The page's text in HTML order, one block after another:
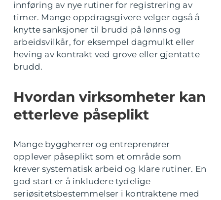
innføring av nye rutiner for registrering av
timer. Mange oppdragsgivere velger også å
knytte sanksjoner til brudd på lønns og
arbeidsvilkår, for eksempel dagmulkt eller
heving av kontrakt ved grove eller gjentatte
brudd.
Hvordan virksomheter kan
etterleve påseplikt
Mange byggherrer og entreprenører
opplever påseplikt som et område som
krever systematisk arbeid og klare rutiner. En
god start er å inkludere tydelige
seriøsitetsbestemmelser i kontraktene med